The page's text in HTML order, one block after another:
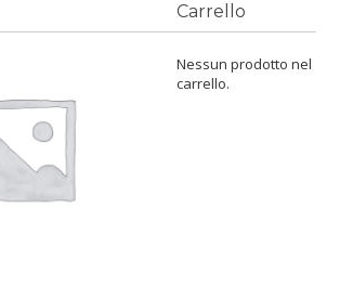
Carrello
Nessun prodotto nel
carrello.